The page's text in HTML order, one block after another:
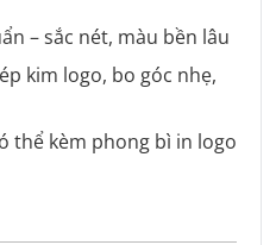
– sắc nét, màu bền lâu
kim logo, bo góc nhẹ,
thể kèm phong bì in logo